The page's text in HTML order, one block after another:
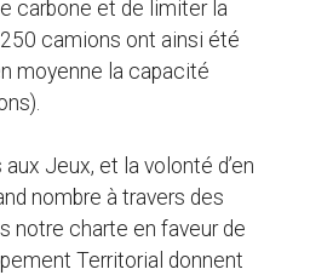
carbone et de limiter la
camions ont ainsi été
moyenne la capacité
Jeux, et la volonté d’en
nombre à travers des
notre charte en faveur de
Territorial donnent